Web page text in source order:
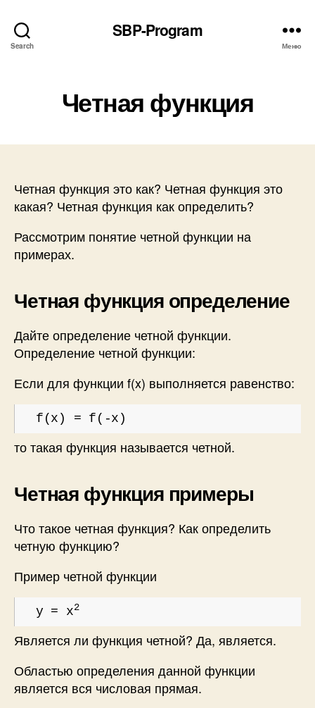
Search
SBP-Program
Меню
Четная функция
Четная функция это как? Четная функция это
какая? Четная функция как определить?
Рассмотрим понятие четной функции на
примерах.
Четная функция определение
Дайте определение четной функции.
Определение четной функции:
Если для функции f(x) выполняется равенство:
f(x) = f(-x)
то такая функция называется четной.
Четная функция примеры
Что такое четная функция? Как определить
четную функцию?
Пример четной функции
y = x2
Является ли функция четной? Да, является.
Областью определения данной функции
является вся числовая прямая.